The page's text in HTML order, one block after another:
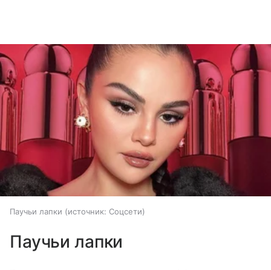
Паучьи лапки источник: Соцсети
Паучьи лапки